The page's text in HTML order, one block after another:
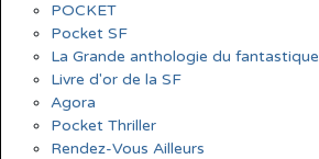
POCKET
Pocket SF
La Grande anthologie du fantastique
Livre d'or de la SF
Agora
Pocket Thriller
Rendez-Vous Ailleurs